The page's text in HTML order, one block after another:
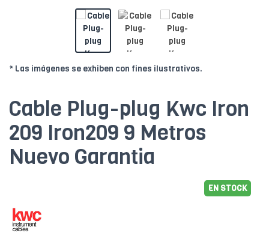
* Las imágenes se exhiben con fines ilustrativos.
Cable Plug-plug Kwc Iron
209 Iron209 9 Metros
Nuevo Garantia
EN STOCK